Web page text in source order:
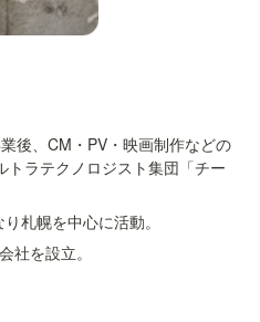
後、CM・PV・映画制作などの
ラテクノロジスト集団「チー
札幌を中心に活動。
社を設立。